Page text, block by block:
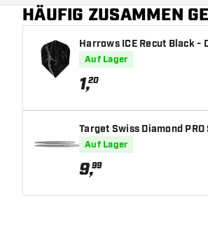
HÄUFIG ZUSAMMEN
Harrows ICE Recut Black -
Auf Lager
1,20
Target Swiss Diamond
Auf Lager
9,99